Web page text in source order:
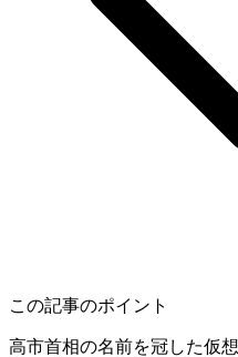
この記事のポイント
高市首相の名前を冠した仮